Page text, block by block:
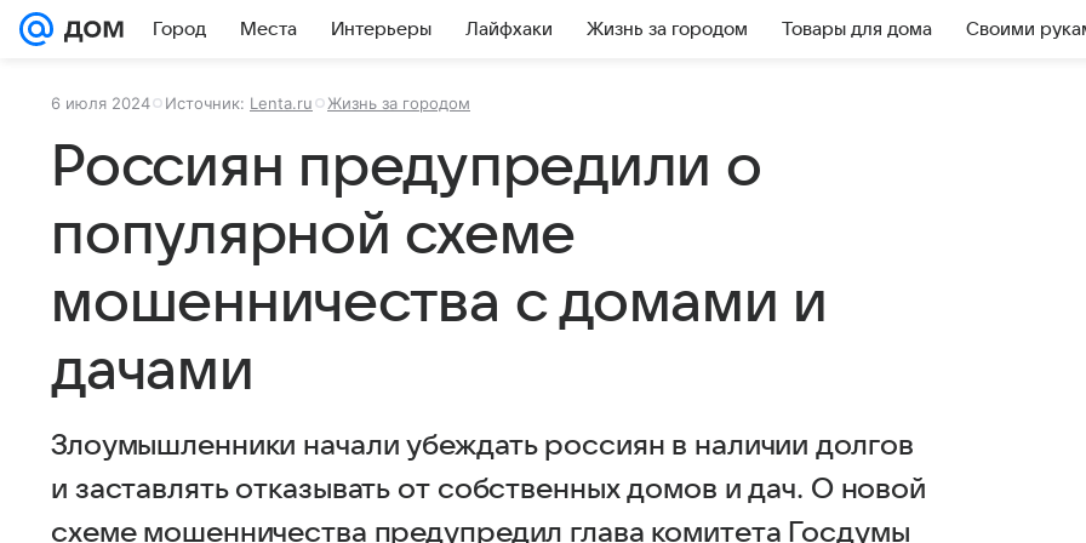
Город Места Интерьеры Лайфхаки Жизнь за городом Товары для дома Своими
6 июля 2024 Источник: Lenta.ru Жизнь за городом
Россиян предупредили о
популярной схеме
мошенничества с домами и
дачами
Злоумышленники начали убеждать россиян в наличии долгов
и заставлять отказывать от собственных домов и дач. О новой
схеме мошенничества предупредил глава комитета Госдумы